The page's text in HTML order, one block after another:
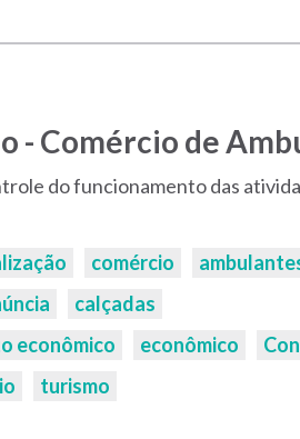
- Comércio de
do funcionamento das
comércio
calçadas
econômico
econômico
turismo